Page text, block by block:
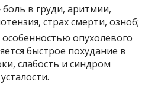
в груди, аритмии,
страх смерти, озноб;
опухолевого
быстрое похудание в
слабость и синдром